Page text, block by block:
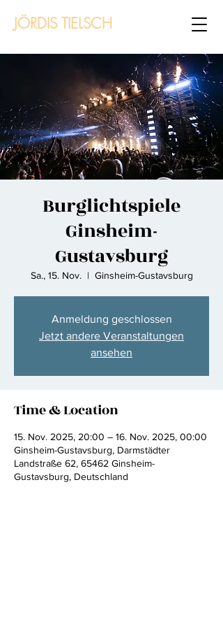
JÖRDIS TIELSCH
Burglichtspiele
Ginsheim-
Gustavsburg
Sa., 15. Nov.
  |
Ginsheim-Gustavsburg
Anmeldung geschlossen
Jetzt andere Veranstaltungen
ansehen
Time & Location
15. Nov. 2025, 20:00 – 16. Nov. 2025, 00:00
Ginsheim-Gustavsburg, Darmstädter
Landstraße 62, 65462 Ginsheim-
Gustavsburg, Deutschland